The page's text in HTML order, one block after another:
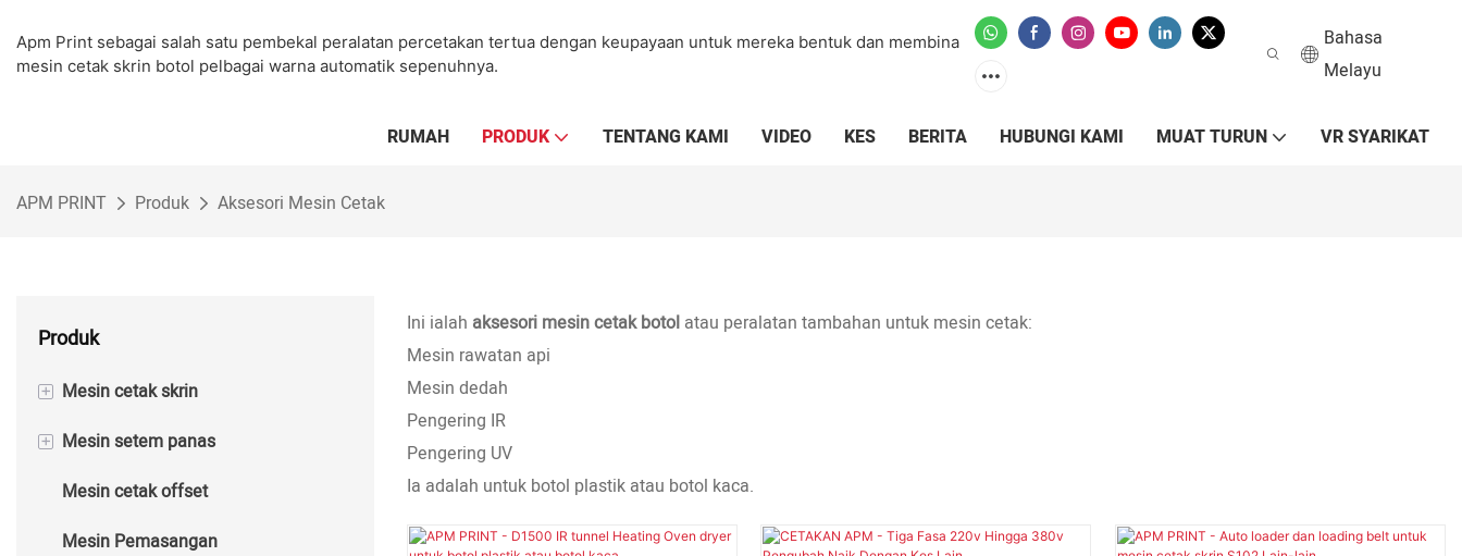
Apm Print sebagai salah satu pembekal peralatan percetakan tertua dengan keupayaan untuk mereka bentuk dan membina
mesin cetak skrin botol pelbagai warna automatik sepenuhnya.
Bahasa
Melayu
RUMAH PRODUK TENTANG KAMI VIDEO KES BERITA HUBUNGI KAMI MUAT TURUN VR SYARIKAT
APM PRINT Produk Aksesori Mesin Cetak
Produk
+ Mesin cetak skrin
Mesin Cetak Skrin Separa
+ Mesin setem panas
Mesin Cap Kerajang Panas Separa
Mesin cetak offset
Mesin Pemasangan
Ini ialah aksesori mesin cetak botolatau peralatan tambahan untuk mesin cetak:
Mesin rawatan api
Mesin dedah
Pengering IR
Pengering UV
Ia adalah untuk botol plastik atau botol kaca.